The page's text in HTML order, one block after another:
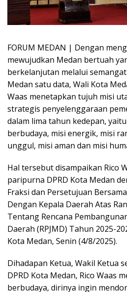
FORUM MEDAN | Dengan
mewujudkan Medan bertuah
berkelanjutan melalui
Medan satu data, Wali Kota
Waas menetapkan tujuh misi
strategis penyelenggaraan
dalam lima tahun kedepan,
berbudaya, misi energik, misi
unggul, misi aman dan misi
Hal tersebut disampaikan Rico
paripurna DPRD Kota Medan
Fraksi dan Persetujuan
Dengan Kepala Daerah Atas
Tentang Rencana
Daerah (RPJMD) Tahun 2025-
Kota Medan, Senin (4/8/2025).
Dihadapan Ketua, Wakil Ketua
DPRD Kota Medan, Rico Waas
berbudaya, dirinya ingin